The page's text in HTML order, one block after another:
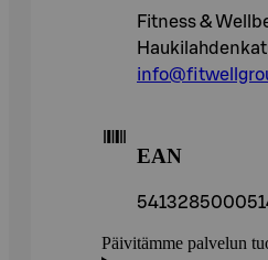
Fitness &
EAN
Päivitämme palvelun